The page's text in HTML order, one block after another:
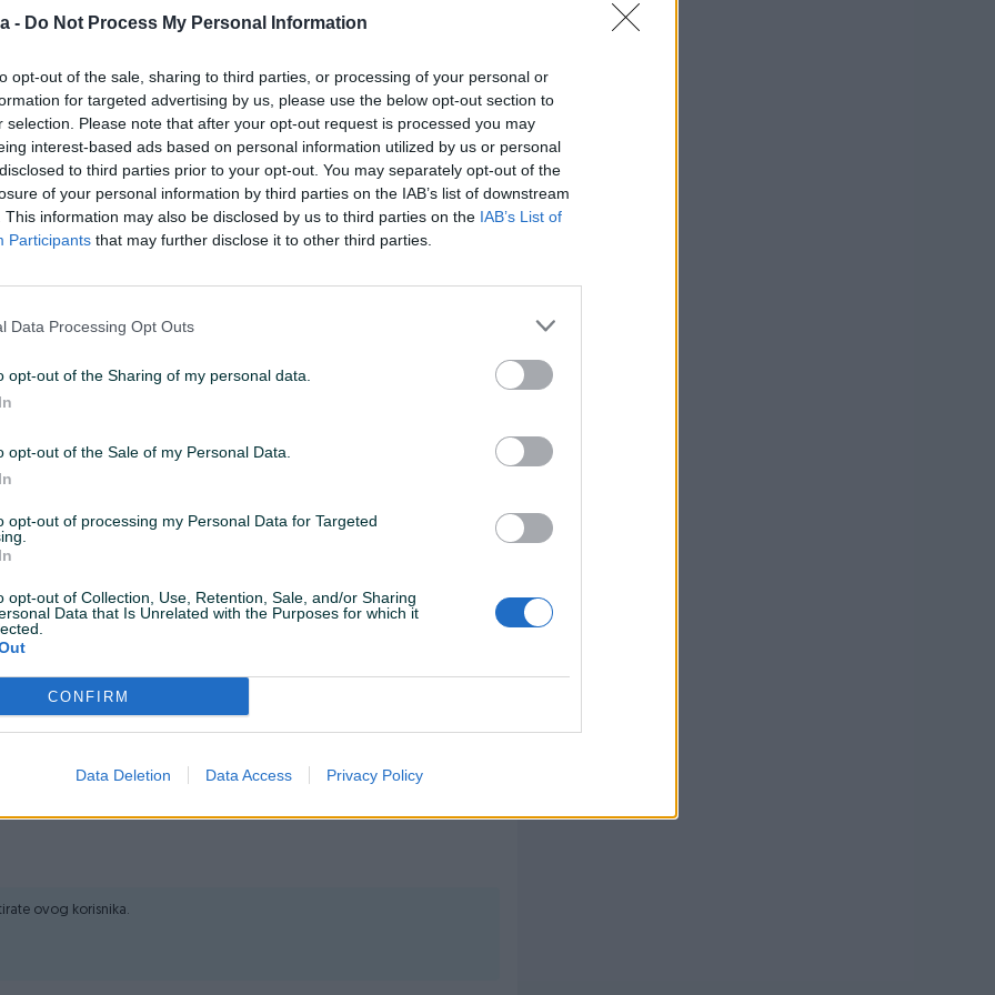
- Do Not Process My Personal Information
opt-out of the sale, sharing to third parties, or processing of your personal or
for targeted advertising by us, please use the below opt-out section to
selection. Please note that after your opt-out request is processed you may
interest-based ads based on personal information utilized by us or personal
to third parties prior to your opt-out. You may separately opt-out of the
of your personal information by third parties on the IAB’s list of downstream
This information may also be disclosed by us to third parties on the IAB’s List of
Participants that may further disclose it to other third parties.
Data Processing Opt Outs
opt-out of the Sharing of my personal data.
opt-out of the Sale of my Personal Data.
opt-out of processing my Personal Data for Targeted
opt-out of Collection, Use, Retention, Sale, and/or Sharing
Data that Is Unrelated with the Purposes for which it
CONFIRM
Data Deletion Data Access Privacy Policy
od 24 sata
Naruči
Vrsta oglasa Prodaja
ovog korisnika.